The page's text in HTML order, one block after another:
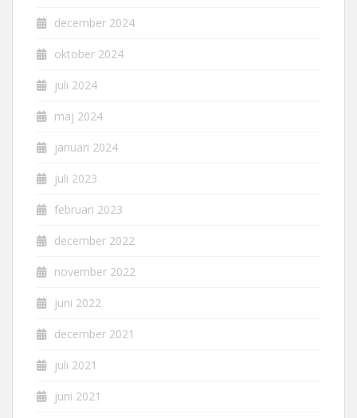
december 2024
oktober 2024
juli 2024
maj 2024
januari 2024
juli 2023
februari 2023
december 2022
november 2022
juni 2022
december 2021
juli 2021
juni 2021